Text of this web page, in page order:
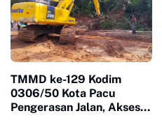
TMMD ke-129 Kodim
0306/50 Kota Pacu
Pengerasan Jalan, Akses